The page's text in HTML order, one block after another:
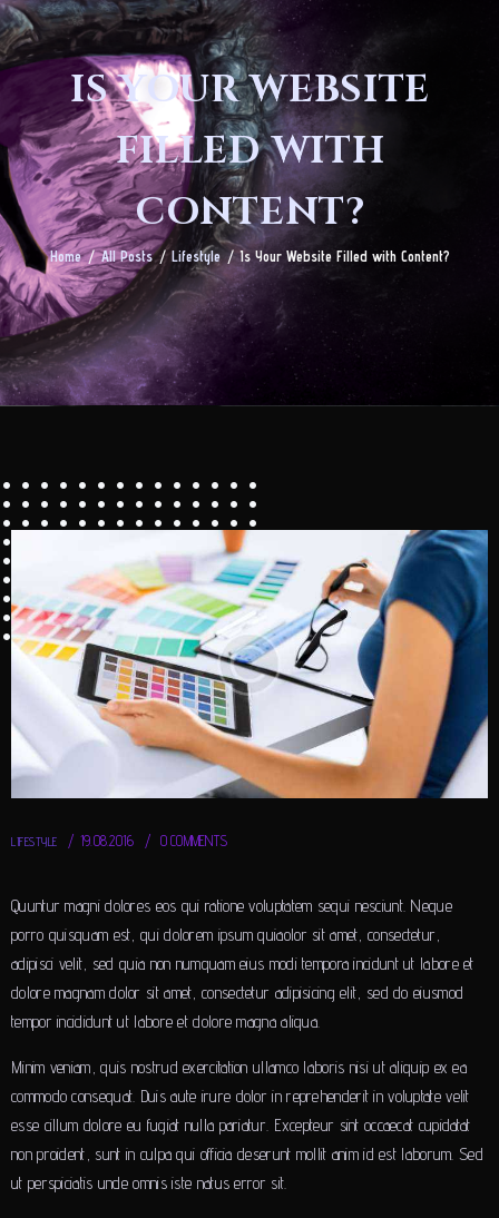
IS YOUR WEBSITE
FILLED WITH
CONTENT?
Home All Posts Lifestyle Is Your Website Filled with Content?
LIFESTYLE 19.08.2016 0 COMMENTS
Quuntur magni dolores eos qui ratione voluptatem sequi nesciunt. Neque
porro quisquam est, qui dolorem ipsum quiaolor sit amet, consectetur,
adipisci velit, sed quia non numquam eius modi tempora incidunt ut labore et
dolore magnam dolor sit amet, consectetur adipisicing elit, sed do eiusmod
tempor incididunt ut labore et dolore magna aliqua.
Minim veniam, quis nostrud exercitation ullamco laboris nisi ut aliquip ex ea
commodo consequat. Duis aute irure dolor in reprehenderit in voluptate velit
esse cillum dolore eu fugiat nulla pariatur. Excepteur sint occaecat cupidatat
non proident, sunt in culpa qui officia deserunt mollit anim id est laborum. Sed
ut perspiciatis unde omnis iste natus error sit.